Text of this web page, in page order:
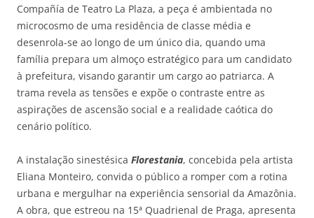
Compañía de Teatro La Plaza, a peça é ambientada no
microcosmo de uma residência de classe média e
desenrola-se ao longo de um único dia, quando uma
família prepara um almoço estratégico para um candidato
à prefeitura, visando garantir um cargo ao patriarca. A
trama revela as tensões e expõe o contraste entre as
aspirações de ascensão social e a realidade caótica do
cenário político.
A instalação sinestésica Florestania, concebida pela artista
Eliana Monteiro, convida o público a romper com a rotina
urbana e mergulhar na experiência sensorial da Amazônia.
A obra, que estreou na 15ª Quadrienal de Praga, apresenta